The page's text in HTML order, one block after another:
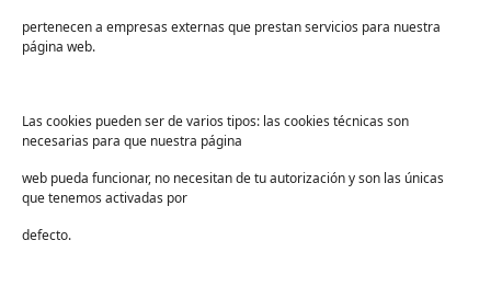
pertenecen a empresas externas que prestan servicios para nuestra
página web.
Las cookies pueden ser de varios tipos: las cookies técnicas son
necesarias para que nuestra página
web pueda funcionar, no necesitan de tu autorización y son las únicas
que tenemos activadas por
defecto.
Suscríbete al blog
Suscríbete para recibir noticias exclusivas y ofertas.